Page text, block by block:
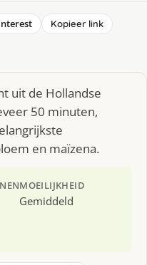
Kopieer link
uit de Hollandse
50 minuten,
en maïzena.
MOEILIJKHEID
Gemiddeld